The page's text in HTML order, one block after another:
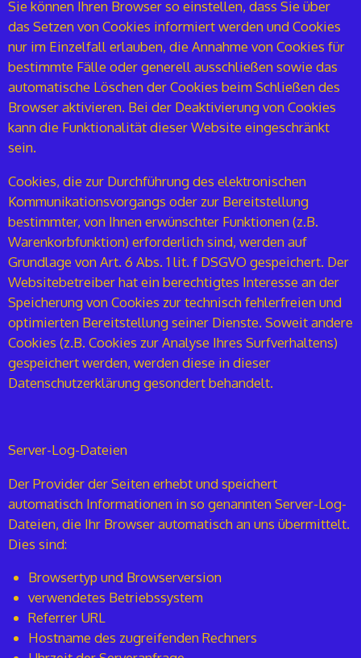
Sie können Ihren Browser so einstellen, dass Sie über
das Setzen von Cookies informiert werden und Cookies
nur im Einzelfall erlauben, die Annahme von Cookies für
bestimmte Fälle oder generell ausschließen sowie das
automatische Löschen der Cookies beim Schließen des
Browser aktivieren. Bei der Deaktivierung von Cookies
kann die Funktionalität dieser Website eingeschränkt
sein.
Cookies, die zur Durchführung des elektronischen
Kommunikationsvorgangs oder zur Bereitstellung
bestimmter, von Ihnen erwünschter Funktionen (z.B.
Warenkorbfunktion) erforderlich sind, werden auf
Grundlage von Art. 6 Abs. 1 lit. f DSGVO gespeichert. Der
Websitebetreiber hat ein berechtigtes Interesse an der
Speicherung von Cookies zur technisch fehlerfreien und
optimierten Bereitstellung seiner Dienste. Soweit andere
Cookies (z.B. Cookies zur Analyse Ihres Surfverhaltens)
gespeichert werden, werden diese in dieser
Datenschutzerklärung gesondert behandelt.
Server-Log-Dateien
Der Provider der Seiten erhebt und speichert
automatisch Informationen in so genannten Server-Log-
Dateien, die Ihr Browser automatisch an uns übermittelt.
Dies sind:
Browsertyp und Browserversion
verwendetes Betriebssystem
Referrer URL
Hostname des zugreifenden Rechners